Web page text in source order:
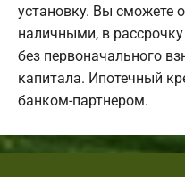
установку. Вы сможете
наличными, в
без первоначального
капитала. Ипотечный
банком-партнером.